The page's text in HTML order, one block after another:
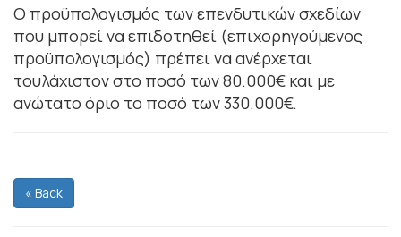
Ο προϋπολογισμός των επενδυτικών σχεδίων
που μπορεί να επιδοτηθεί (επιχορηγούμενος
προϋπολογισμός) πρέπει να ανέρχεται
τουλάχιστον στο ποσό των 80.000€ και με
ανώτατο όριο το ποσό των 330.000€.
« Back